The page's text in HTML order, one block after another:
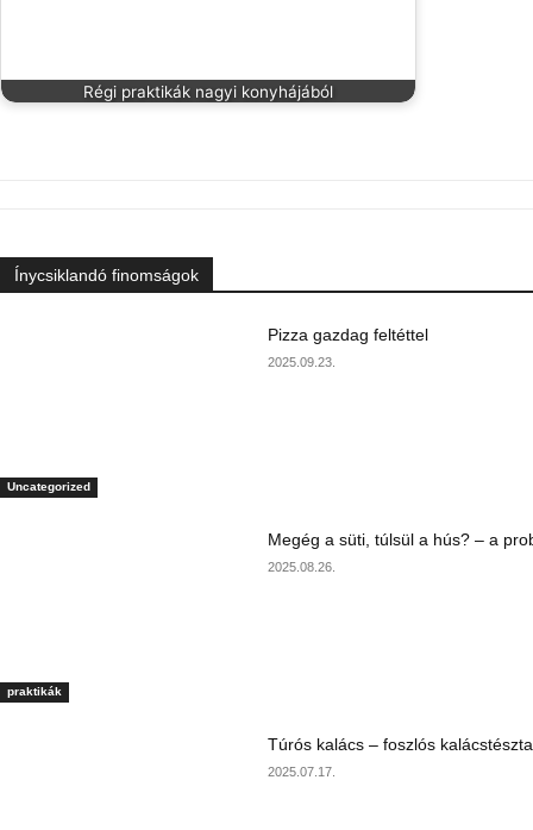
Régi praktikák nagyi konyhájából
Ínycsiklandó finomságok
Uncategorized
Pizza gazdag feltéttel
2025.09.23.
praktikák
Megég a süti, túlsül a hús? – a
2025.08.26.
Túrós kalács – foszlós
2025.07.17.